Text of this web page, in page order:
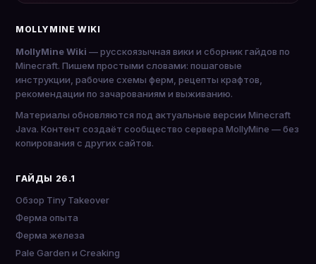
MOLLYMINE WIKI
MollyMine Wiki — русскоязычная вики и сборник гайдов по
Minecraft. Пишем простыми словами: пошаговые
инструкции, рабочие схемы ферм, рецепты крафтов,
рекомендации по зачарованиям и выживанию.
Материалы обновляются под актуальные версии Minecraft
Java. Контент создаёт сообщество сервера MollyMine — без
копирования с других сайтов.
ГАЙДЫ 26.1
Обзор Tiny Takeover
Ферма опыта
Ферма железа
Pale Garden и Creaking